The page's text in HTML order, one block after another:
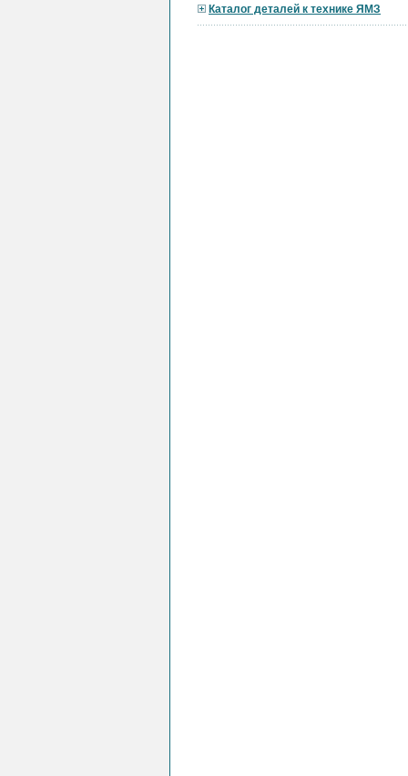
Каталог деталей к технике ЯМЗ